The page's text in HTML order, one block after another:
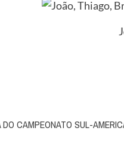
CAMPEONATO SUL-